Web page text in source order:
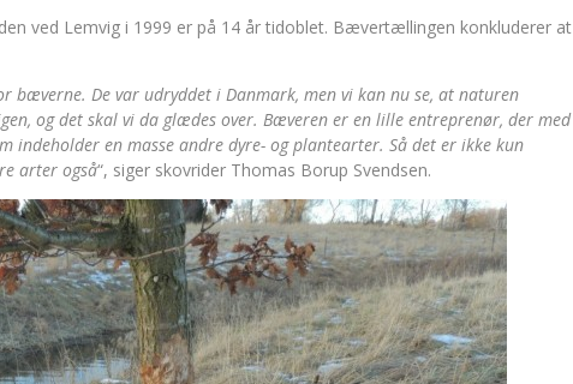
ved Lemvig i 1999 er på 14 år tidoblet. Bævertællingen konkluderer at
bæverne. De var udryddet i Danmark, men vi kan nu se, at naturen
og det skal vi da glædes over. Bæveren er en lille entreprenør, der med
indeholder en masse andre dyre- og plantearter. Så det er ikke kun
arter også“, siger skovrider Thomas Borup Svendsen.